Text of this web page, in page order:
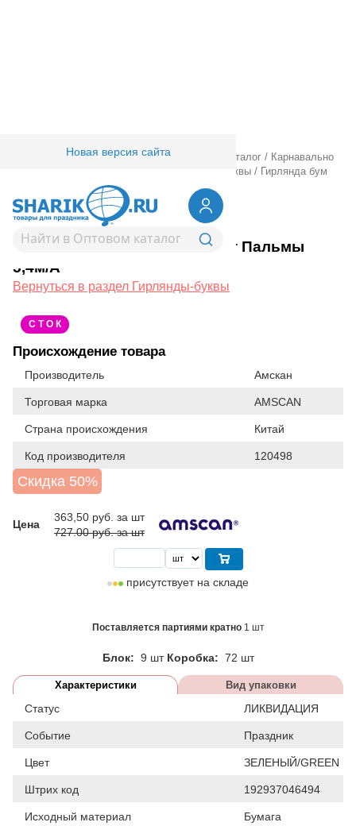
Новая версия сайта
Товары для праздника/ Оптовый каталог / Карнавально
Гирлянды-буквы / Гирлянда бум
Лист Пальмы 5,4м/А
1505-2027Гирлянда бум Лист Пальмы
5,4м/А
Вернуться в раздел Гирлянды-буквы
С Т О К
Происхождение товара
Производитель Амскан
Торговая марка AMSCAN
Страна происхождения Китай
Код производителя 120498
Скидка 50%
Цена
363,50 руб. за шт
727.00 руб. за шт
присутствует на складе
Поставляется партиями кратно 1 шт
Блок: 9 шт Коробка: 72 шт
Характеристики Вид упаковки
Статус ЛИКВИДАЦИЯ
Событие Праздник
Цвет ЗЕЛЕНЫЙ/GREEN
Штрих код 192937046494
Исходный материал Бумага